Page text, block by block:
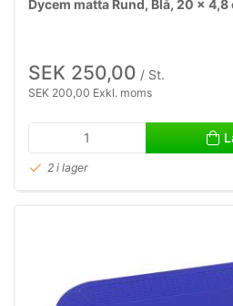
Dycem matta Rund, Blå, 20 x 4,8
SEK 250,00 / St.
SEK 200,00 Exkl. moms
2 i lager